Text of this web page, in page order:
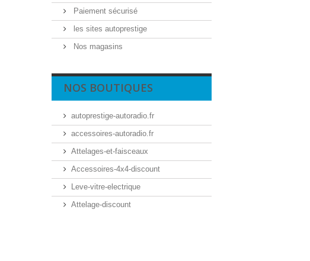
Paiement sécurisé
les sites autoprestige
Nos magasins
NOS BOUTIQUES
autoprestige-autoradio.fr
accessoires-autoradio.fr
Attelages-et-faisceaux
Accessoires-4x4-discount
Leve-vitre-electrique
Attelage-discount